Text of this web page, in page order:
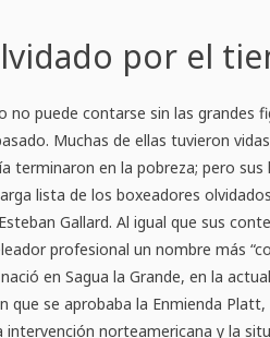
por el
no puede contarse sin las grandes
Muchas de ellas tuvieron
terminaron en la pobreza; pero sus
lista de los boxeadores
Gallard. Al igual que sus
profesional un nombre más
en Sagua la Grande, en la
que se aprobaba la Enmienda Platt,
norteamericana y la